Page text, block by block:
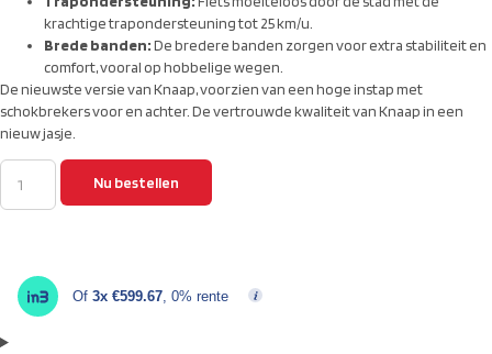
krachtige trapondersteuning tot 25 km/u.
Brede banden:De bredere banden zorgen voor extra stabiliteit en
comfort, vooral op hobbelige wegen.
De nieuwste versie van Knaap, voorzien van een hoge instap met
schokbrekers voor en achter. De vertrouwde kwaliteit van Knaap in een
nieuw jasje.
Nu bestellen
Of 3x €599.67, 0% rente